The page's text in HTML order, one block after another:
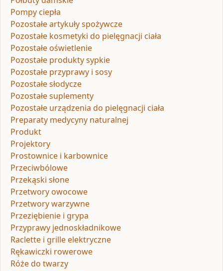
Pompy ciepła
Pozostałe artykuły spożywcze
Pozostałe kosmetyki do pielęgnacji ciała
Pozostałe oświetlenie
Pozostałe produkty sypkie
Pozostałe przyprawy i sosy
Pozostałe słodycze
Pozostałe suplementy
Pozostałe urządzenia do pielęgnacji ciała
Preparaty medycyny naturalnej
Produkt
Projektory
Prostownice i karbownice
Przeciwbólowe
Przekąski słone
Przetwory owocowe
Przetwory warzywne
Przeziębienie i grypa
Przyprawy jednoskładnikowe
Raclette i grille elektryczne
Rękawiczki rowerowe
Róże do twarzy